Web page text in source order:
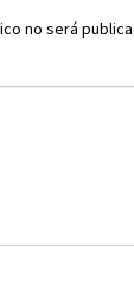
no será